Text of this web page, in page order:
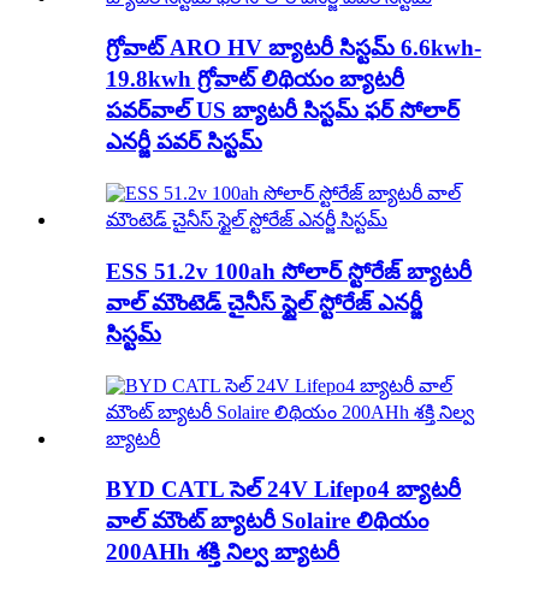
గ్రోవాట్ ARO HV బ్యాటరీ సిస్టమ్ 6.6kwh-
19.8kwh గ్రోవాట్ లిథియం బ్యాటరీ
పవర్‌వాల్ US బ్యాటరీ సిస్టమ్ ఫర్ సోలార్
ఎనర్జీ పవర్ సిస్టమ్
ESS 51.2v 100ah సోలార్ స్టోరేజ్ బ్యాటరీ
వాల్ మౌంటెడ్ చైనీస్ స్టైల్ స్టోరేజ్ ఎనర్జీ
సిస్టమ్
BYD CATL సెల్ 24V Lifepo4 బ్యాటరీ
వాల్ మౌంట్ బ్యాటరీ Solaire లిథియం
200AHh శక్తి నిల్వ బ్యాటరీ